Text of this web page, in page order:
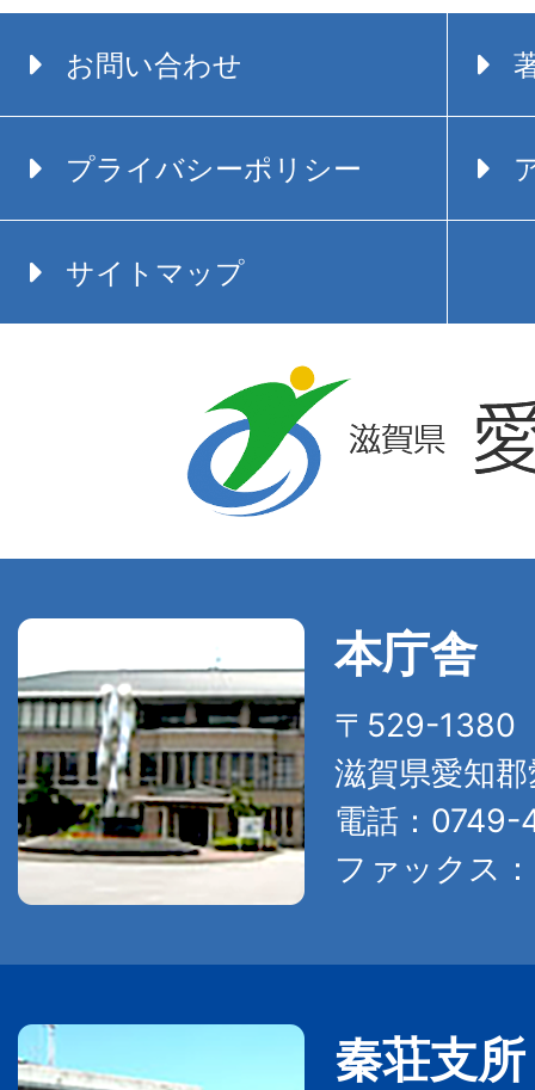
お問い合わせ
プライバシーポリシー
サイトマップ
本庁舎
〒529-
滋賀県愛知
電話：0749-
ファックス
秦荘支所